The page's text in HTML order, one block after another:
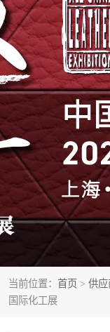
当前位置： 首页 > 供应
国际化工展
2026中国国际皮
ACLE